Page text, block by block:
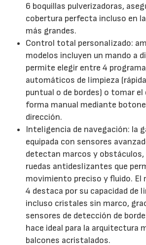
6 boquillas pulverizadoras,
cobertura perfecta incluso en
más grandes.
Control total personalizado:
modelos incluyen un mando a
permite elegir entre 4
automáticos de limpieza
puntual o de bordes) o tomar
forma manual mediante
dirección.
Inteligencia de navegación: la
equipada con sensores
detectan marcos y obstáculos,
ruedas antideslizantes que
movimiento preciso y fluido. El
4 destaca por su capacidad de
incluso cristales sin marco,
sensores de detección de
hace ideal para la arquitectura
balcones acristalados.